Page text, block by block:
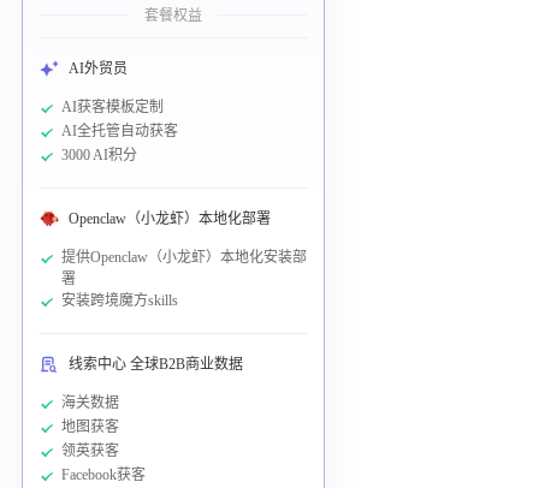
套餐权益
AI外贸员
AI获客模板定制
AI全托管自动获客
3000 AI积分
Openclaw（小龙虾）本地化部署
提供Openclaw（小龙虾）本地化安装部
署
安装跨境魔方skills
线索中心 全球B2B商业数据
海关数据
地图获客
领英获客
Facebook获客